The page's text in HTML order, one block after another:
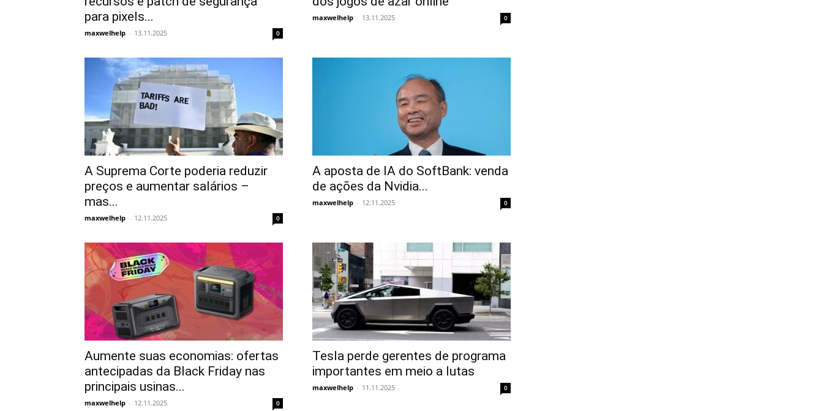
para pixels...
maxwelhelp - 13.11.2025 0
maxwelhelp - 13.11.2025 0
A Suprema Corte poderia reduzir
preços e aumentar salários –
mas...
maxwelhelp - 12.11.2025 0
A aposta de IA do SoftBank: venda
de ações da Nvidia...
maxwelhelp - 12.11.2025 0
Aumente suas economias: ofertas
antecipadas da Black Friday nas
principais usinas...
maxwelhelp - 12.11.2025 0
Tesla perde gerentes de programa
importantes em meio a lutas
maxwelhelp - 11.11.2025 0